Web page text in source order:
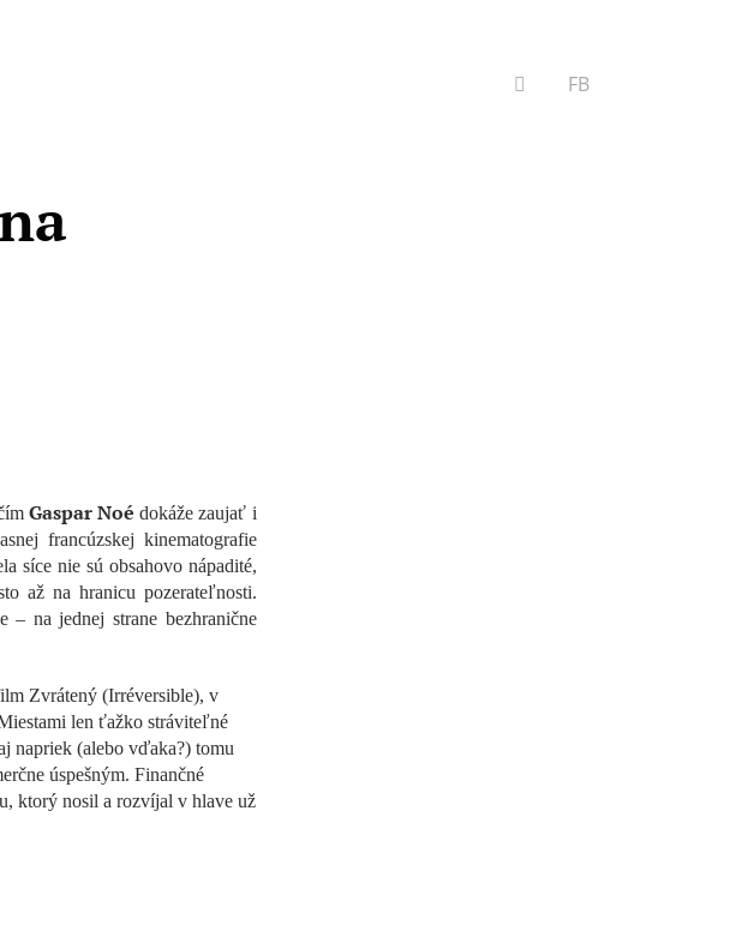
VYHĽADÁVANIE
FB
Gaspar Noé dokáže zaujať i
francúzskej kinematografie
síce nie sú obsahovo nápadité,
až na hranicu pozerateľnosti.
– na jednej strane bezhranične
Zvrátený (Irréversible), v
len ťažko stráviteľné
napriek (alebo vďaka?) tomu
úspešným. Finančné
ktorý nosil a rozvíjal v hlave už